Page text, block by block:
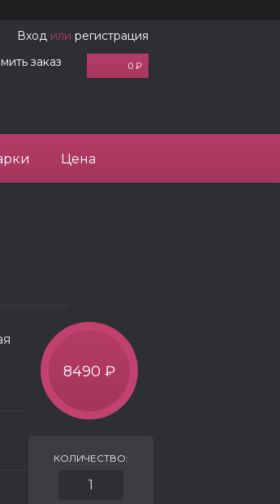
Вход или регистрация
0 ₽
заказ
Цена
8490 ₽
КОЛИЧЕСТВО: